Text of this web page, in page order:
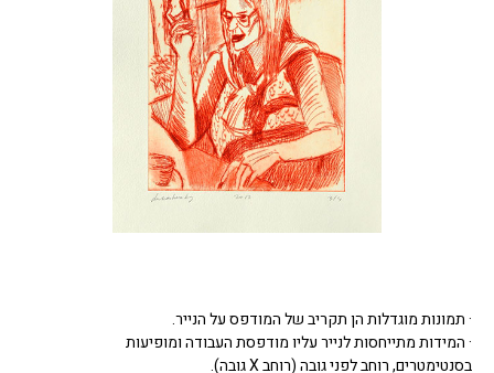
· תמונות מוגדלות הן תקריב של המודפס על הנייר.
· המידות מתייחסות לנייר עליו מודפסת העבודה ומופיעות
בסנטימטרים, רוחב לפני גובה (רוחב X גובה).